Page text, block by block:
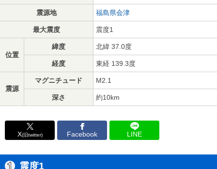
震源地 福島県会津
最大震度 震度1
位置
緯度 北緯 37.0度
経度 東経 139.3度
震源
マグニチュード M2.1
深さ 約10km
X(旧twitter) Facebook LINE
震度1